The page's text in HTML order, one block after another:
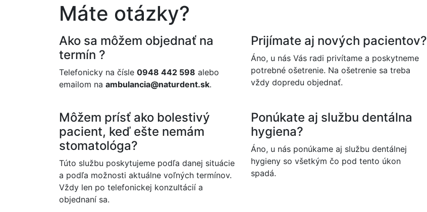
Máte otázky?
Ako sa môžem objednať na
termín ?
Telefonicky na čísle 0948 442 598 alebo
emailom na ambulancia@naturdent.sk.
Prijímate aj nových pacientov?
Áno, u nás Vás radi privítame a poskytneme
potrebné ošetrenie. Na ošetrenie sa treba
vždy dopredu objednať.
Môžem prísť ako bolestivý
pacient, keď ešte nemám
stomatológa?
Túto službu poskytujeme podľa danej situácie
a podľa možnosti aktuálne voľných termínov.
Vždy len po telefonickej konzultácií a
objednaní sa.
Ponúkate aj službu dentálna
hygiena?
Áno, u nás ponúkame aj službu dentálnej
hygieny so všetkým čo pod tento úkon
spadá.